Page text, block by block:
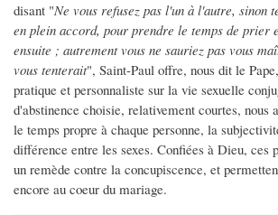
disant "Ne vous refusez pas l'un à l'autre, sinon
en plein accord, pour prendre le temps de prier
ensuite ; autrement vous ne sauriez pas vous
vous tenterait", Saint-Paul offre, nous dit le
pratique et personnaliste sur la vie sexuelle
d'abstinence choisie, relativement courtes, nous
le temps propre à chaque personne, la
différence entre les sexes. Confiées à Dieu, ces
un remède contre la concupiscence, et
encore au coeur du mariage.